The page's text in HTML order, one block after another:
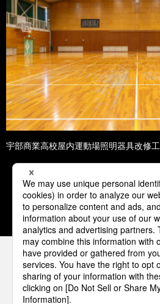
宇部商業高校屋内運動場照明器具改修
1 2 3 4
パナソニックの電気設備